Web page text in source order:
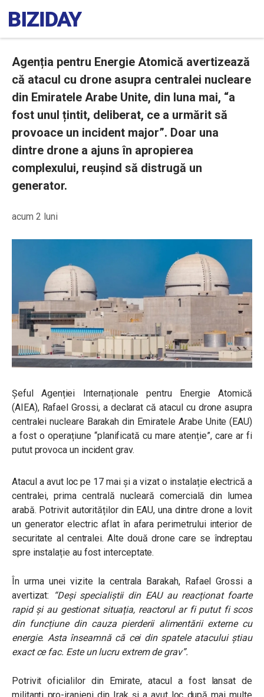
Agenția pentru Energie Atomică avertizează
că atacul cu drone asupra centralei nucleare
din Emiratele Arabe Unite, din luna mai, “a
fost unul țintit, deliberat, ce a urmărit să
provoace un incident major”. Doar una
dintre drone a ajuns în apropierea
complexului, reușind să distrugă un
generator.
acum 2 luni
Șeful Agenției Internaționale pentru Energie Atomică
(AIEA), Rafael Grossi, a declarat că atacul cu drone asupra
centralei nucleare Barakah din Emiratele Arabe Unite (EAU)
a fost o operațiune “planificată cu mare atenție”, care ar fi
putut provoca un incident grav.
Atacul a avut loc pe 17 mai și a vizat o instalație electrică a
centralei, prima centrală nucleară comercială din lumea
arabă. Potrivit autorităților din EAU, una dintre drone a lovit
un generator electric aflat în afara perimetrului interior de
securitate al centralei. Alte două drone care se îndreptau
spre instalație au fost interceptate.
În urma unei vizite la centrala Barakah, Rafael Grossi a
avertizat:
“Deși specialiștii din EAU au reacționat foarte
rapid și au gestionat situația, reactorul ar fi putut fi scos
din funcțiune din cauza pierderii alimentării externe cu
energie. Asta înseamnă că cei din spatele atacului știau
exact ce fac. Este un lucru extrem de grav”.
Potrivit oficialilor din Emirate, atacul a fost lansat de